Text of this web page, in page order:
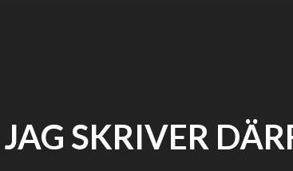
JAG SKRIVER